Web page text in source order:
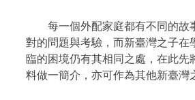
每一個外配家庭都有不同的故
對的問題與考驗，而新臺灣之子在
臨的困境仍有其相同之處，在此先
料做一簡介，亦可作為其他新臺灣